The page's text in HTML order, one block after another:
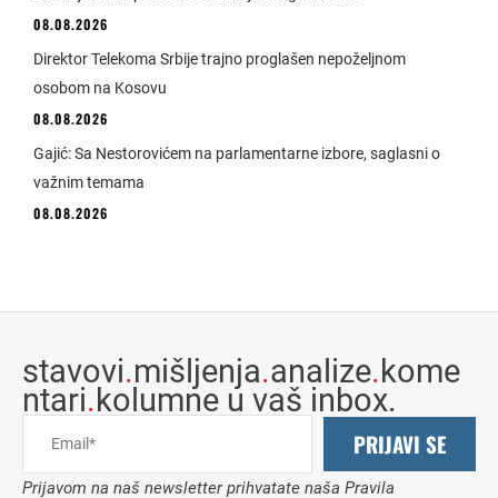
08.08.2026
Direktor Telekoma Srbije trajno proglašen nepoželjnom
osobom na Kosovu
08.08.2026
Gajić: Sa Nestorovićem na parlamentarne izbore, saglasni o
važnim temama
08.08.2026
stavovi.mišljenja.analize.kome
ntari.kolumne u vaš inbox.
PRIJAVI SE
Prijavom na naš newsletter prihvatate naša Pravila